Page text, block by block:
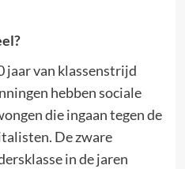
jaar van klassenstrijd
hebben sociale
die ingaan tegen de
De zware
in de jaren